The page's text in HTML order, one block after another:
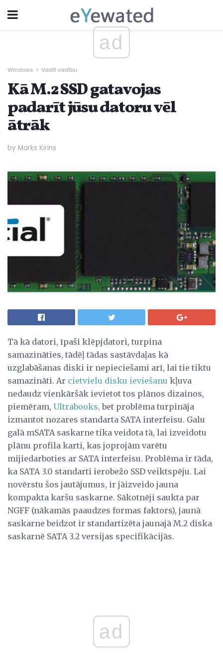
ad
Windows Vadīt vadību
Kā M.2 SSD gatavojas
padarīt jūsu datoru vēl
ātrāk
by Marks Kirins
Tā kā datori, īpaši klēpjdatori, turpina
samazināties, tādēļ tādas sastāvdaļas kā
uzglabāšanas diski ir nepieciešami arī, lai tie tiktu
samazināti. Ar cietvielu disku ieviešanu kļuva
nedaudz vienkāršāk ievietot tos plānos dizainos,
piemēram, Ultrabooks, bet problēma turpināja
izmantot nozares standarta SATA interfeisu. Galu
galā mSATA saskarne tika veidota tā, lai izveidotu
plānu profila karti, kas joprojām varētu
mijiedarboties ar SATA interfeisu. Problēma ir tāda,
ka SATA 3.0 standarti ierobežo SSD veiktspēju. Lai
novērstu šos jautājumus, ir jāizveido jauna
kompakta karšu saskarne. Sākotnēji saukta par
NGFF (nākamās paaudzes formas faktors), jaunā
saskarne beidzot ir standartizēta jaunajā M.2 diska
saskarnē SATA 3.2 versijas specifikācijās.
ad